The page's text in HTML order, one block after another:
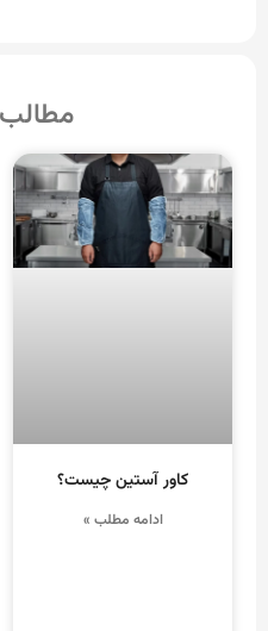
کاور آستین چیست؟
ادامه مطلب »